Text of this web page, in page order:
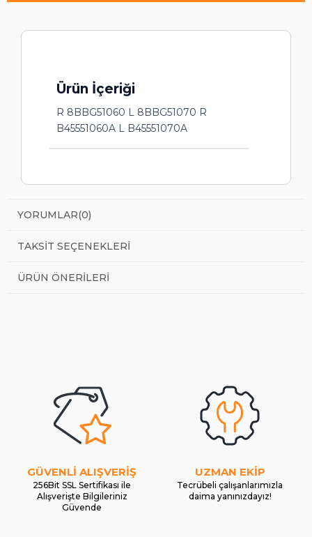
Ürün İçeriği
R 8BBG51060 L 8BBG51070 R
B45551060A L B45551070A
YORUMLAR(0)
TAKSIT SEÇENEKLERI
ÜRÜN ÖNERILERI
GÜVENLİ ALIŞVERİŞ
256Bit SSL Sertifikası ile
Alışverişte Bilgileriniz
Güvende
UZMAN EKİP
Tecrübeli çalışanlarımızla
daima yanınızdayız!